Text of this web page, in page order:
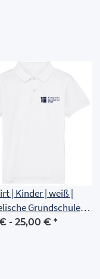
| Kinder | weiß |
Grundschule
- 25,00 € *